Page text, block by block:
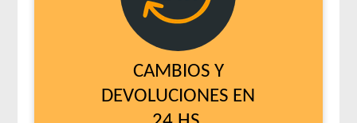
CAMBIOS Y
DEVOLUCIONES EN